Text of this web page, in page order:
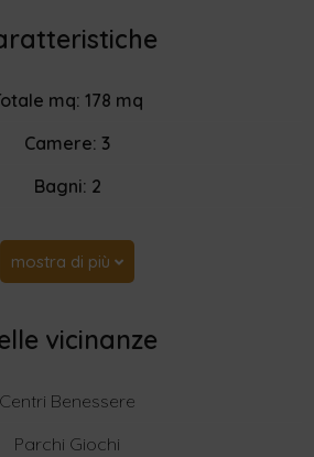
mq: 178 mq
Camere: 3
Bagni: 2
mostra di più
vicinanze
Centri Benessere
Parchi Giochi